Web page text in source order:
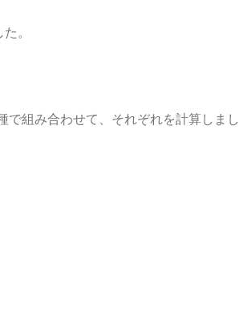
。
で組み合わせて、それぞれを計算しまし